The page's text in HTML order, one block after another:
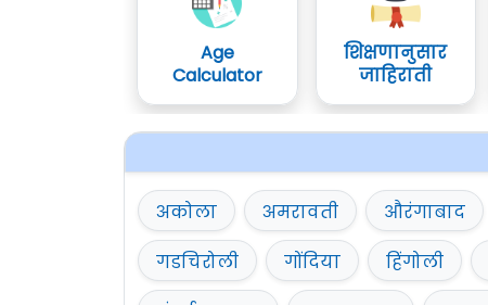
Age
Calculator
शिक्षणानुसार
जाहिराती
अकोला अमरावती औरंगाबाद
गडचिरोली
गोंदिया हिंगोली